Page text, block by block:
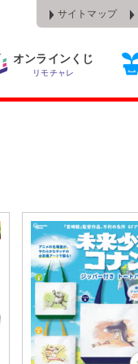
サイトマップ
オンラインくじ
リモチャレ